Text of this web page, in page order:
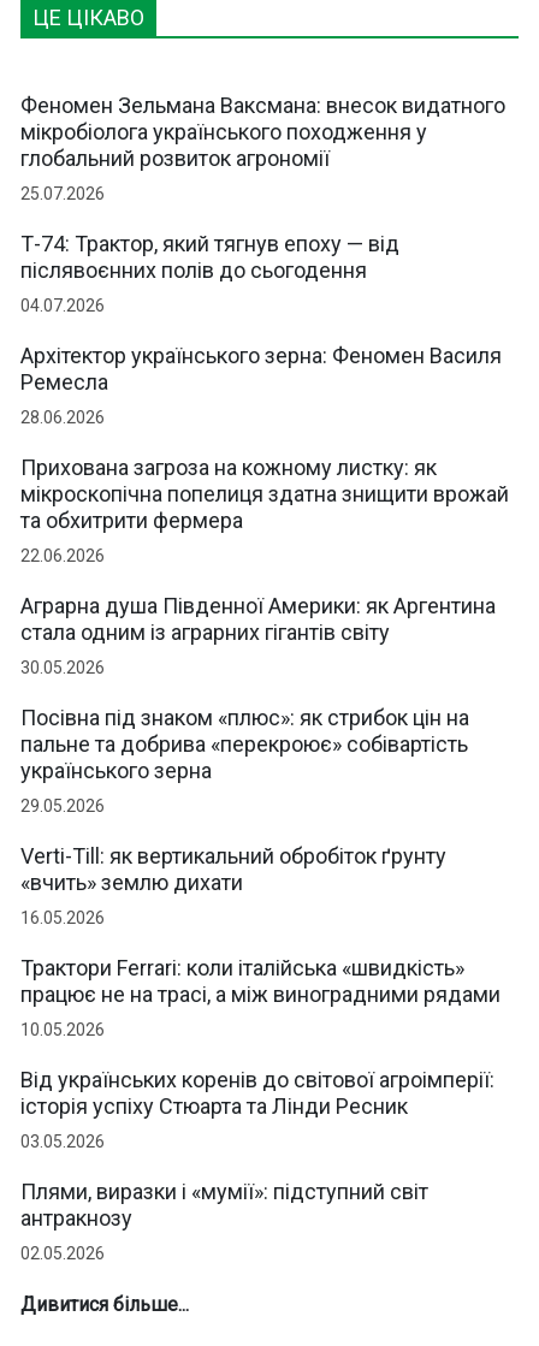
ЦЕ ЦІКАВО
Феномен Зельмана Ваксмана: внесок видатного
мікробіолога українського походження у
глобальний розвиток агрономії
25.07.2026
Т-74: Трактор, який тягнув епоху — від
післявоєнних полів до сьогодення
04.07.2026
Архітектор українського зерна: Феномен Василя
Ремесла
28.06.2026
Прихована загроза на кожному листку: як
мікроскопічна попелиця здатна знищити врожай
та обхитрити фермера
22.06.2026
Аграрна душа Південної Америки: як Аргентина
стала одним із аграрних гігантів світу
30.05.2026
Посівна під знаком «плюс»: як стрибок цін на
пальне та добрива «перекроює» собівартість
українського зерна
29.05.2026
Verti-Till: як вертикальний обробіток ґрунту
«вчить» землю дихати
16.05.2026
Трактори Ferrari: коли італійська «швидкість»
працює не на трасі, а між виноградними рядами
10.05.2026
Від українських коренів до світової агроімперії:
історія успіху Стюарта та Лінди Ресник
03.05.2026
Плями, виразки і «мумії»: підступний світ
антракнозу
02.05.2026
Дивитися більше...